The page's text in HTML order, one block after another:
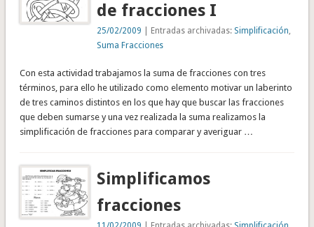
de fracciones I
25/02/2009 | Entradas archivadas: Simplificación,
Suma Fracciones
Con esta actividad trabajamos la suma de fracciones con tres
términos, para ello he utilizado como elemento motivar un laberinto
de tres caminos distintos en los que hay que buscar las fracciones
que deben sumarse y una vez realizada la suma realizamos la
simplificación de fracciones para comparar y averiguar …
Simplificamos
fracciones